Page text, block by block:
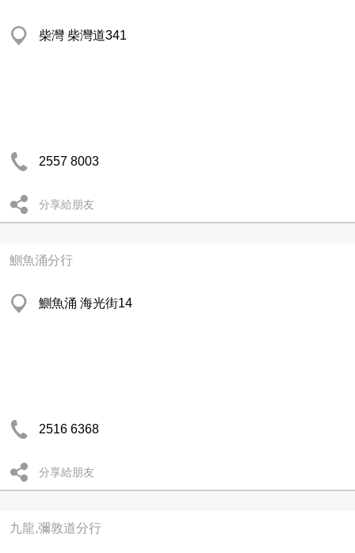
柴灣 柴灣道341
2557 8003
分享給朋友
鰂魚涌分行
鰂魚涌 海光街14
2516 6368
分享給朋友
九龍,彌敦道分行